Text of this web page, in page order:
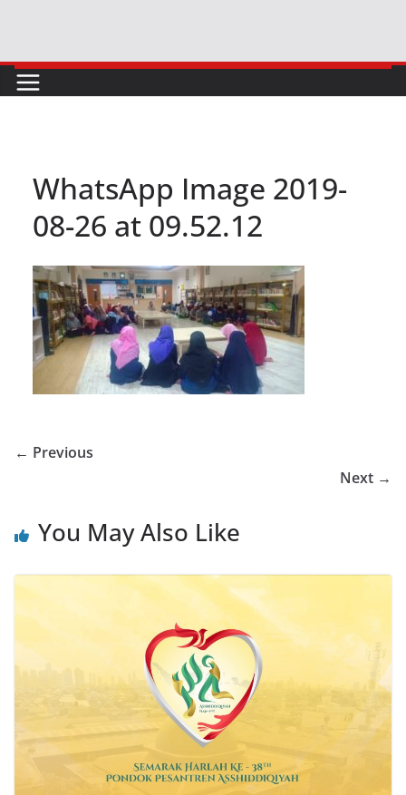
content
WhatsApp Image 2019-
08-26 at 09.52.12
← Previous
Next →
You May Also Like